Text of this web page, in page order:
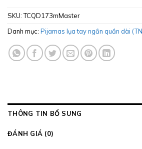
SKU:TCQD173mMaster
Danh mục: Pijamas lụa tay ngắn quần dài
THÔNG TIN BỔ SUNG
ĐÁNH GIÁ (0)